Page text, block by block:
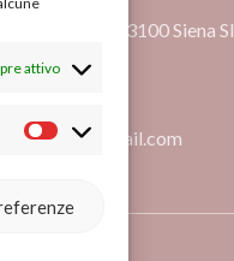
attivo
Terme, 59, 53100 Siena SI
289306